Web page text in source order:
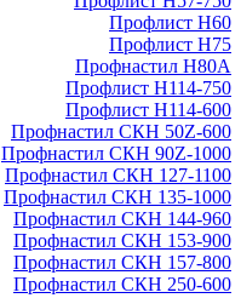
Профлист Н60
Профлист Н75
Профнастил Н80А
Профлист Н114-750
Профлист Н114-600
Профнастил СКН 50Z-600
Профнастил СКН 90Z-1000
Профнастил СКН 127-1100
Профнастил СКН 135-1000
Профнастил СКН 144-960
Профнастил СКН 153-900
Профнастил СКН 157-800
Профнастил СКН 250-600